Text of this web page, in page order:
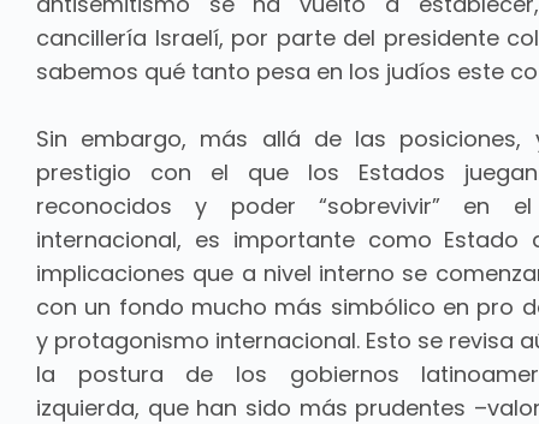
cancillería Israelí, por parte del presidente
sabemos qué tanto pesa en los judíos este
Sin embargo, más allá de las posiciones,
prestigio con el que los Estados
reconocidos y poder “sobrevivir” en el
internacional, es importante como Estado
implicaciones que a nivel interno se
con un fondo mucho más simbólico en pro
y protagonismo internacional. Esto se revisa
la postura de los gobiernos
izquierda, que han sido más prudentes